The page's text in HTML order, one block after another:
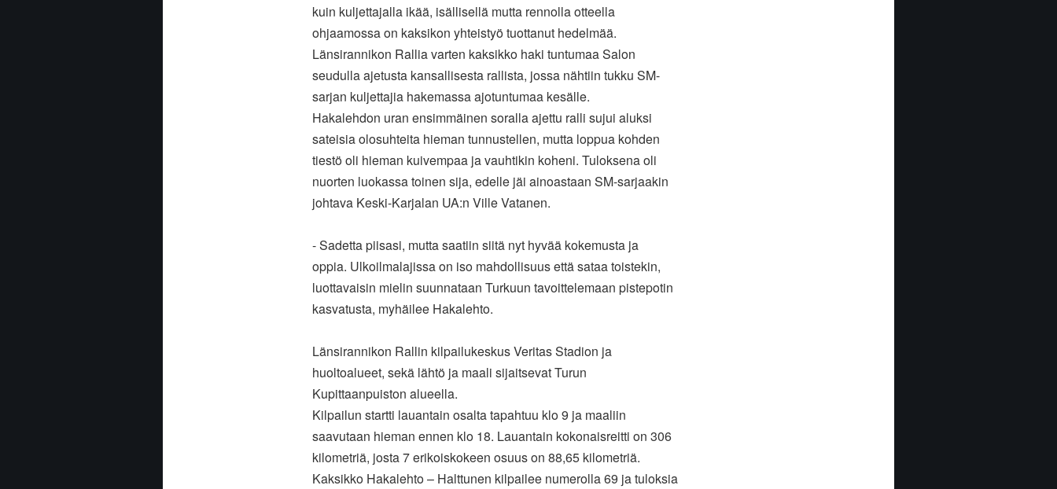
kuin kuljettajalla ikää, isällisellä mutta rennolla otteella
ohjaamossa on kaksikon yhteistyö tuottanut hedelmää.
Länsirannikon Rallia varten kaksikko haki tuntumaa Salon
seudulla ajetusta kansallisesta rallista, jossa nähtiin tukku SM-
sarjan kuljettajia hakemassa ajotuntumaa kesälle.
Hakalehdon uran ensimmäinen soralla ajettu ralli sujui aluksi
sateisia olosuhteita hieman tunnustellen, mutta loppua kohden
tiestö oli hieman kuivempaa javauhtikin koheni. Tuloksena oli
nuorten luokassa toinen sija, edelle jäi ainoastaan SM-sarjaakin
johtava Keski-Karjalan UA:n Ville Vatanen.
- Sadetta piisasi, mutta saatiin siitä nyt hyvää kokemusta ja
oppia. Ulkoilmalajissa on iso mahdollisuus että sataa toistekin,
luottavaisin mielin suunnataan Turkuun tavoittelemaan pistepotin
kasvatusta, myhäilee Hakalehto.
Länsirannikon Rallin kilpailukeskus Veritas Stadion ja
huoltoalueet, sekä lähtö ja maali sijaitsevat Turun
Kupittaanpuiston alueella.
Kilpailun startti lauantain osalta tapahtuu klo 9 ja maaliin
saavutaan hieman ennen klo 18. Lauantain kokonaisreitti on 306
kilometriä, josta 7erikoiskokeen osuus on 88,65 kilometriä.
Kaksikko Hakalehto – Halttunen kilpailee numerolla 69 ja tuloksia